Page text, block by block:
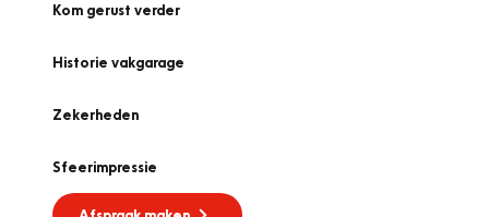
Kom gerust verder
Historie vakgarage
Zekerheden
Sfeerimpressie